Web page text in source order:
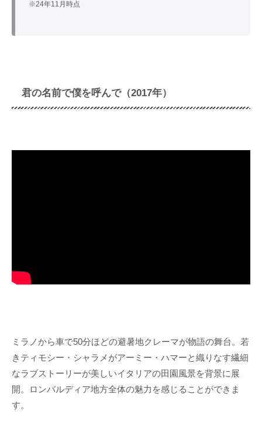
※24年11月時点
君の名前で僕を呼んで（2017年）
ミラノから車で50分ほどの避暑地クレーマが物語の舞台。若
きティモシー・シャラメがアーミー・ハマーと織りなす繊細
なラブストーリーが美しいイタリアの田園風景を背景に展
開。ロンバルディア地方全体の魅力を感じることができま
す。